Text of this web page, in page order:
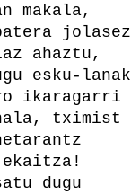
makala,
jolasez
ahaztu,
esku-lanak
ikaragarri
tximist
dugu